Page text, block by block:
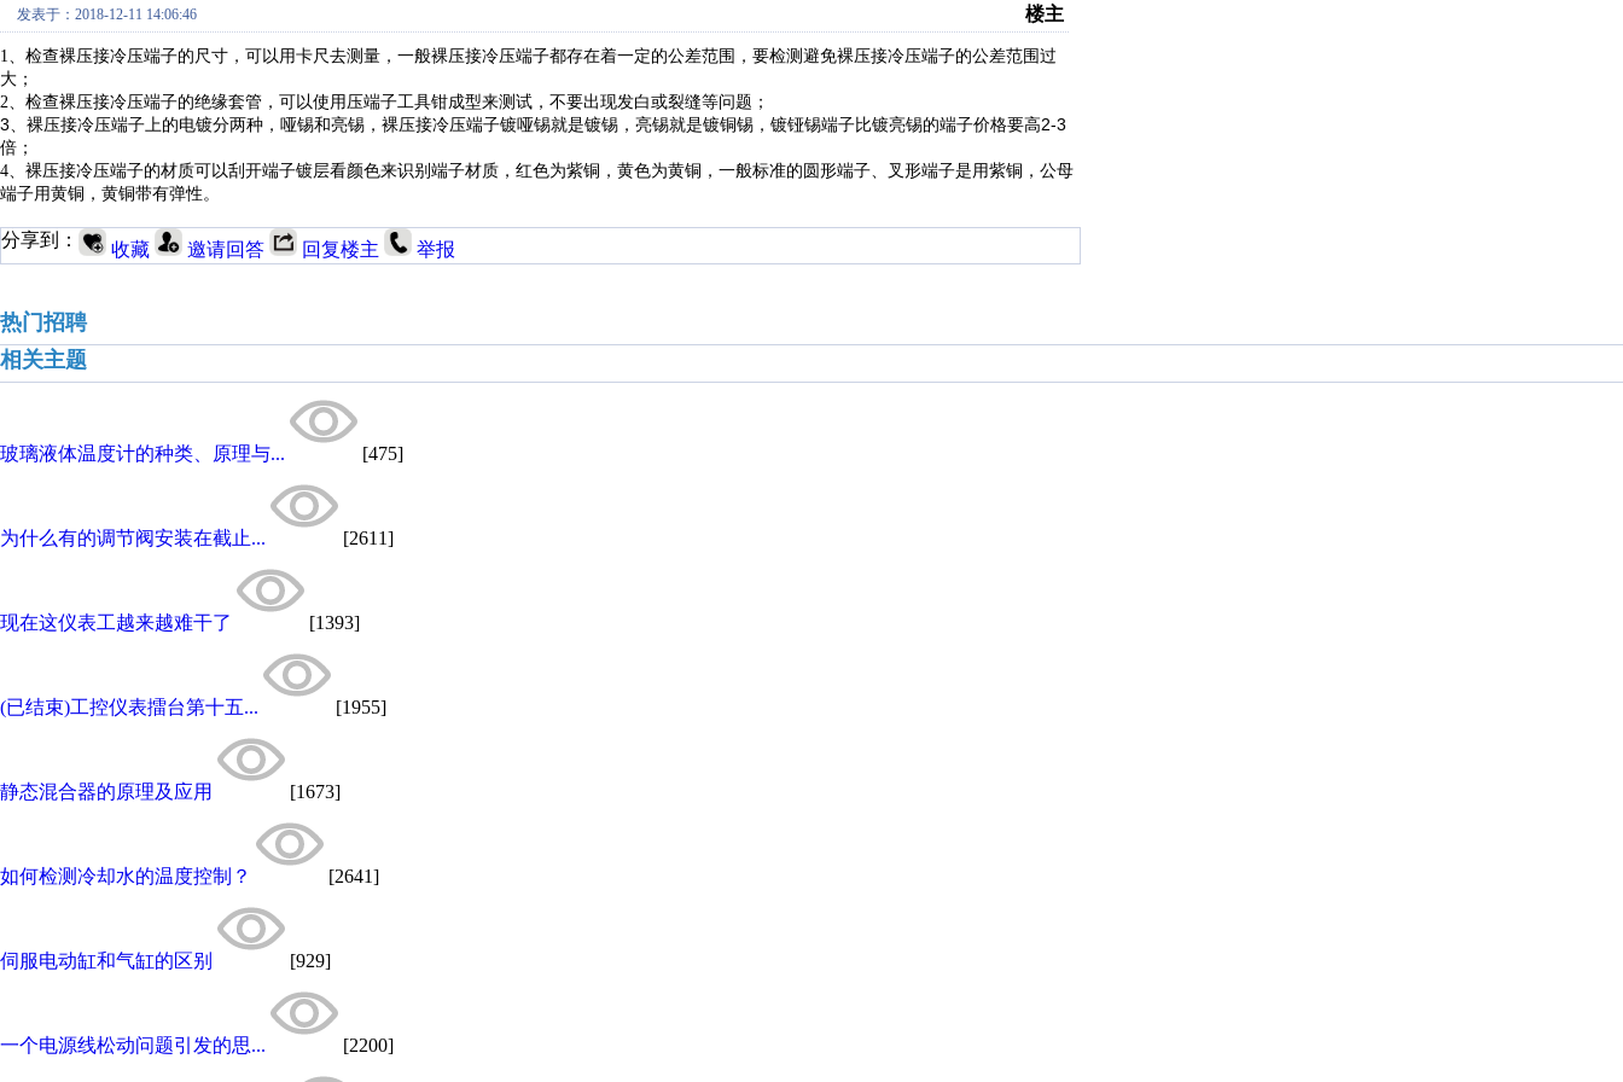
发表于：2018-12-11 14:06:46 楼主
1、 检查裸压接冷压端子的尺寸，可以用卡尺去测量，一般裸压接冷压端子都存在着一定的公差范围，要检测避免裸压接冷压端子的公差范围过
大；
2、检查裸压接冷压端子的绝缘套管，可以使用压端子工具钳成型来测试，不要出现发白或裂缝等问题；
3、 裸压接冷压端子上的电镀分两种，哑锡和亮锡，裸压接冷压端子镀哑锡就是镀锡，亮锡就是镀铜锡，镀铔锡端子比镀亮锡的端子价格要高2-3
倍；
4、 裸压接冷压端子的材质可以刮开端子镀层看颜色来识别端子材质，红色为紫铜，黄色为黄铜，一般标准的圆形端子、叉形端子是用紫铜，公母
端子用黄铜，黄铜带有弹性。
分享到： 收藏 邀请回答 回复楼主 举报
热门招聘
相关主题
玻璃液体温度计的种类、原理与... [475]
为什么有的调节阀安装在截止... [2611]
现在这仪表工越来越难干了 [1393]
(已结束)工控仪表擂台第十五... [1955]
静态混合器的原理及应用 [1673]
如何检测冷却水的温度控制？ [2641]
伺服电动缸和气缸的区别 [929]
一个电源线松动问题引发的思... [2200]